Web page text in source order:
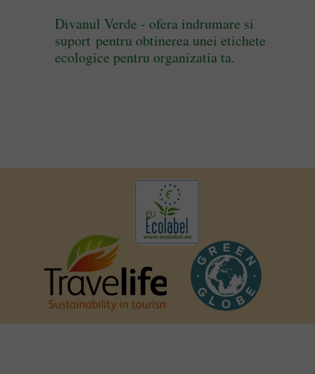
Divanul Verde - ofera indrumare si
suport pentru obtinerea unei etichete
ecologice pentru organizatia ta.